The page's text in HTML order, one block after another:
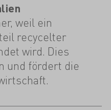
weil ein
recycelter
wird. Dies
und fördert die